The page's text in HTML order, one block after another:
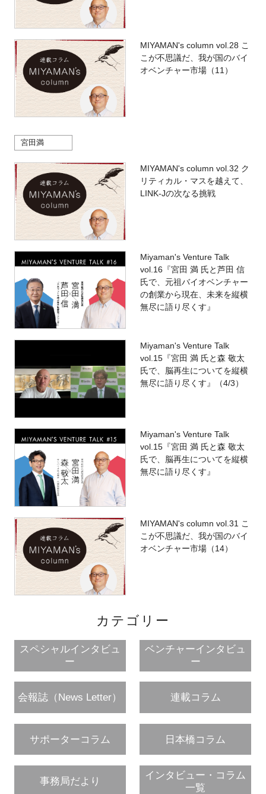
MIYAMAN's column vol.28 こ
こが不思議だ、我が国のバイ
オベンチャー市場（11）
宮田満
MIYAMAN's column vol.32 ク
リティカル・マスを越えて、
LINK-Jの次なる挑戦
Miyaman's Venture Talk
vol.16『宮田 満 氏と芦田 信
氏で、元祖バイオベンチャー
の創業から現在、未来を縦横
無尽に語り尽くす』
Miyaman's Venture Talk
vol.15『宮田 満 氏と森 敬太
氏で、脳再生についてを縦横
無尽に語り尽くす』（4/3）
Miyaman's Venture Talk
vol.15『宮田 満 氏と森 敬太
氏で、脳再生についてを縦横
無尽に語り尽くす』
MIYAMAN's column vol.31 こ
こが不思議だ、我が国のバイ
オベンチャー市場（14）
カテゴリー
スペシャルインタビュ
ー
ベンチャーインタビュ
ー
会報誌（News Letter） 連載コラム
サポーターコラム 日本橋コラム
事務局だより
インタビュー・コラム
一覧